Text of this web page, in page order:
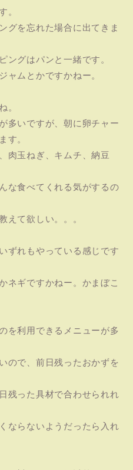
。
グを忘れた場合に出てきま
ングはパンと一緒です。
ャムとかですかねー。
。
多いですが、朝に卵チャー
す。
肉玉ねぎ、キムチ、納豆
な食べてくれる気がするの
えて欲しい。。。
ずれもやっている感じです
ネギですかねー。かまぼこ
を利用できるメニューが多
ので、前日残ったおかずを
残った具材で合わせられれ
ならないようだったら入れ